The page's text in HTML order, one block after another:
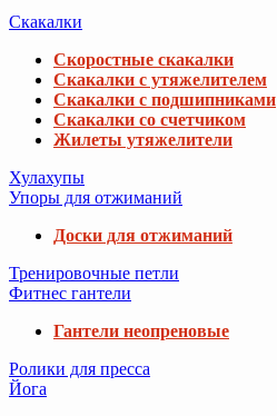
Скакалки
Скоростные скакалки
Скакалки с утяжелителем
Скакалки с подшипниками
Скакалки со счетчиком
Жилеты утяжелители
Хулахупы
Упоры для отжиманий
Доски для отжиманий
Тренировочные петли
Фитнес гантели
Гантели неопреновые
Ролики для пресса
Йога